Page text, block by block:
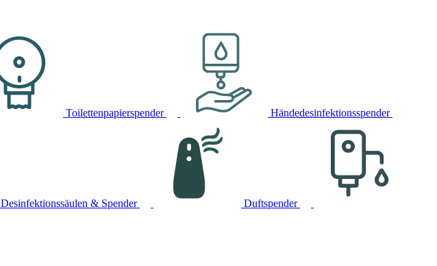
Toilettenpapierspender Händedesinfektionsspender
Desinfektionssäulen & Spender
Duftspender